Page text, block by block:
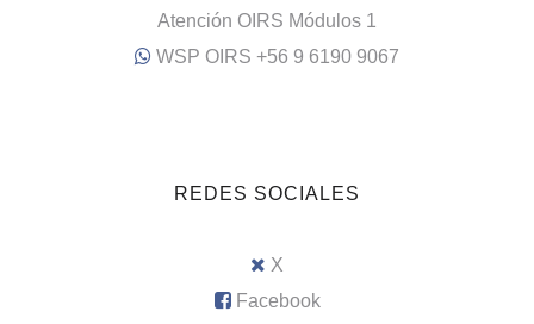
Atención OIRS Módulos 1
WSP OIRS +56 9 6190 9067
REDES SOCIALES
X
Facebook